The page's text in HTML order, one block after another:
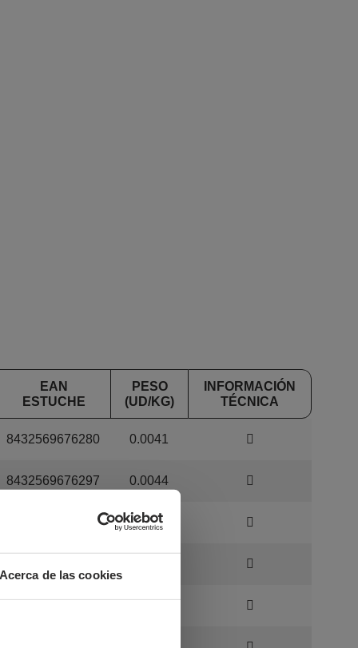
Acerca de las cookies
EAN
ESTUCHE
PESO
(UD/KG)
INFORMACIÓN
TÉCNICA
8432569676280 0.0041
8432569676297 0.0044
8432569676327 0.0051